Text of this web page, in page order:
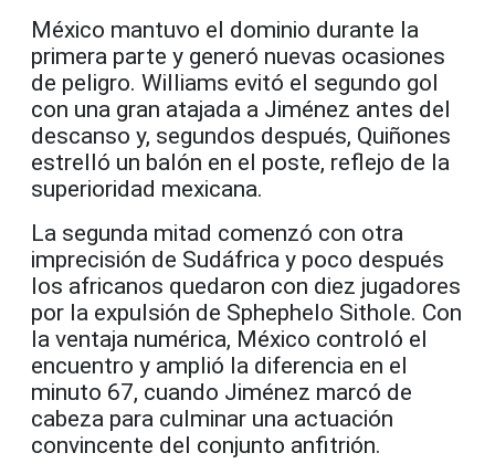
México mantuvo el dominio durante la
primera parte y generó nuevas ocasiones
de peligro. Williams evitó el segundo gol
con una gran atajada a Jiménez antes del
descanso y, segundos después, Quiñones
estrelló un balón en el poste, reflejo de la
superioridad mexicana.
La segunda mitad comenzó con otra
imprecisión de Sudáfrica y poco después
los africanos quedaron con diez jugadores
por la expulsión de Sphephelo Sithole. Con
la ventaja numérica, México controló el
encuentro y amplió la diferencia en el
minuto 67, cuando Jiménez marcó de
cabeza para culminar una actuación
convincente del conjunto anfitrión.